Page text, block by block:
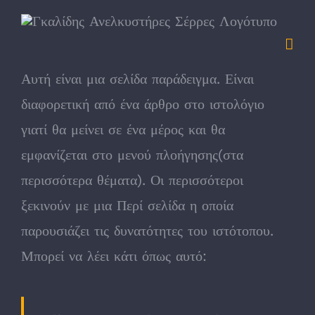
Skip
Αυτή είναι μια σελίδα παράδειγμα. Είναι
διαφορετική από ένα άρθρο στο ιστολόγιο
γιατί θα μείνει σε ένα μέρος και θα
εμφανίζεται στο μενού πλοήγησης(στα
περισσότερα θέματα). Οι περισσότεροι
ξεκινούν με μια Περί σελίδα η οποία
παρουσιάζει τις δυνατότητες του ιστότοπου.
Μπορεί να λέει κάτι όπως αυτό: